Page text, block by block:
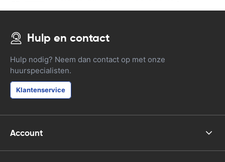
Hulp en contact
Hulp nodig? Neem dan contact op met onze
huurspecialisten.
Klantenservice
Account